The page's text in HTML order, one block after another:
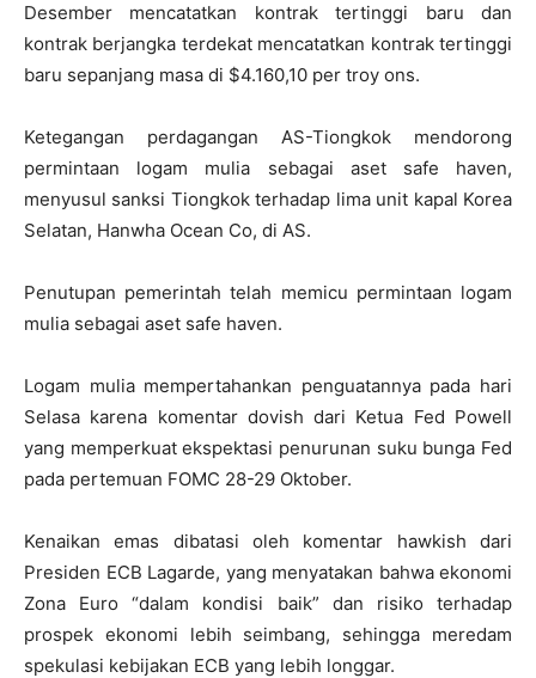
Desember mencatatkan kontrak tertinggi baru dan
kontrak berjangka terdekat mencatatkan kontrak tertinggi
baru sepanjang masa di $4.160,10 per troy ons.
Ketegangan perdagangan AS-Tiongkok mendorong
permintaan logam mulia sebagai aset safe haven,
menyusul sanksi Tiongkok terhadap lima unit kapal Korea
Selatan, Hanwha Ocean Co, di AS.
Penutupan pemerintah telah memicu permintaan logam
mulia sebagai aset safe haven.
Logam mulia mempertahankan penguatannya pada hari
Selasa karena komentar dovish dari Ketua Fed Powell
yang memperkuat ekspektasi penurunan suku bunga Fed
pada pertemuan FOMC 28-29 Oktober.
Kenaikan emas dibatasi oleh komentar hawkish dari
Presiden ECB Lagarde, yang menyatakan bahwa ekonomi
Zona Euro “dalam kondisi baik” dan risiko terhadap
prospek ekonomi lebih seimbang, sehingga meredam
spekulasi kebijakan ECB yang lebih longgar.